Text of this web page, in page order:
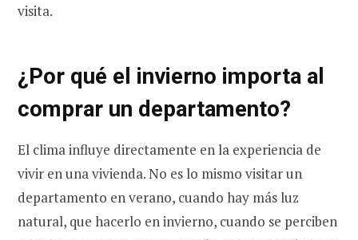
visita.
¿Por qué el invierno importa al
comprar un departamento?
El clima influye directamente en la experiencia de
vivir en una vivienda. No es lo mismo visitar un
departamento en verano, cuando hay más luz
natural, que hacerlo en invierno, cuando se perciben